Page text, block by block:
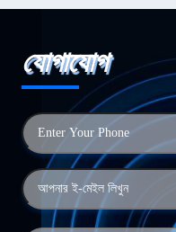
যোগাযোগ